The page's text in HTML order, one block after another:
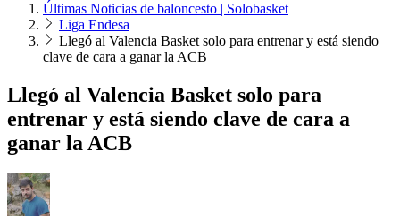
Últimas Noticias de baloncesto | Solobasket
Liga Endesa
Llegó al Valencia Basket solo para entrenar y está siendo
clave de cara a ganar la ACB
Llegó al Valencia Basket solo para
entrenar y está siendo clave de cara a
ganar la ACB